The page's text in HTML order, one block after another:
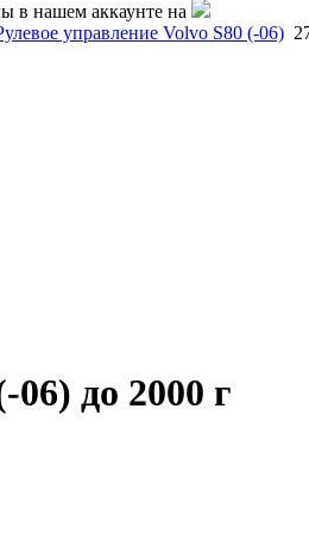
в нашем аккаунте на
управление Volvo S80 (-06)
06) до 2000 г